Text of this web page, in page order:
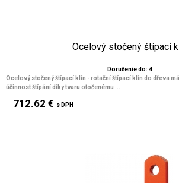
Ocelový stočený štípací
Doručenie do: 4
Ocelový stočený štípací klín - rotační štípací klín do dřeva
účinnost štípání díky tvaru otočenému ...
712.62 € s DPH